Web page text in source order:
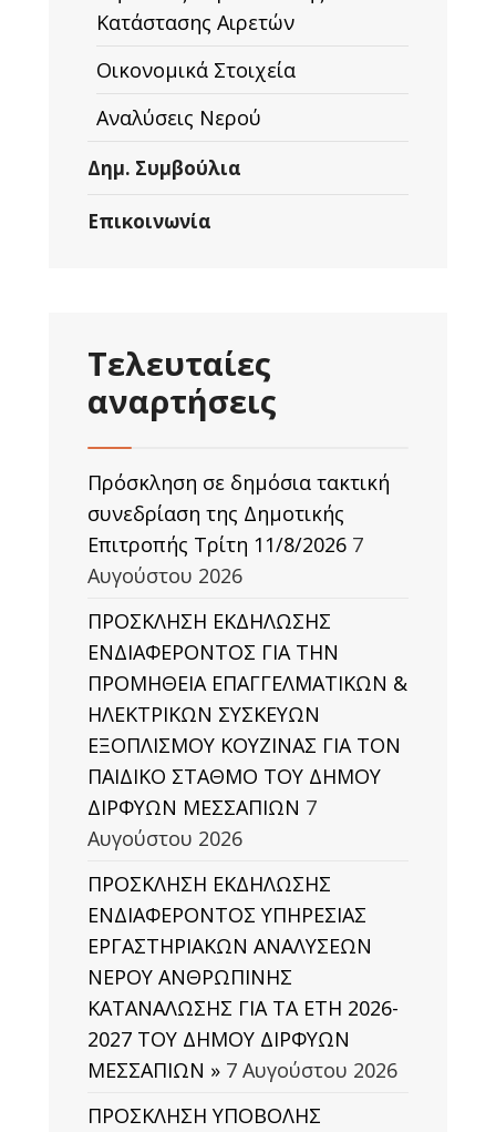
Κατάστασης Αιρετών
Οικονομικά Στοιχεία
Αναλύσεις Νερού
Δημ. Συμβούλια
Επικοινωνία
Τελευταίες
αναρτήσεις
Πρόσκληση σε δημόσια τακτική
συνεδρίαση της Δημοτικής
Επιτροπής Τρίτη 11/8/2026 7
Αυγούστου 2026
ΠΡΟΣΚΛΗΣΗ ΕΚΔΗΛΩΣΗΣ
ΕΝΔΙΑΦΕΡΟΝΤΟΣ ΓΙΑ ΤΗΝ
ΠΡΟΜΗΘΕΙΑ ΕΠΑΓΓΕΛΜΑΤΙΚΩΝ &
ΗΛΕΚΤΡΙΚΩΝ ΣΥΣΚΕΥΩΝ
ΕΞΟΠΛΙΣΜΟΥ ΚΟΥΖΙΝΑΣ ΓΙΑ ΤΟΝ
ΠΑΙΔΙΚΟ ΣΤΑΘΜΟ ΤΟΥ ΔΗΜΟΥ
ΔΙΡΦΥΩΝ ΜΕΣΣΑΠΙΩΝ 7
Αυγούστου 2026
ΠΡΟΣΚΛΗΣΗ ΕΚΔΗΛΩΣΗΣ
ΕΝΔΙΑΦΕΡΟΝΤΟΣ ΥΠΗΡΕΣΙΑΣ
ΕΡΓΑΣΤΗΡΙΑΚΩΝ ΑΝΑΛΥΣΕΩΝ
ΝΕΡΟΥ ΑΝΘΡΩΠΙΝΗΣ
ΚΑΤΑΝΑΛΩΣΗΣ ΓΙΑ ΤΑ ΕΤΗ 2026-
2027 ΤΟΥ ΔΗΜΟΥ ΔΙΡΦΥΩΝ
ΜΕΣΣΑΠΙΩΝ » 7 Αυγούστου 2026
ΠΡΟΣΚΛΗΣΗ ΥΠΟΒΟΛΗΣ